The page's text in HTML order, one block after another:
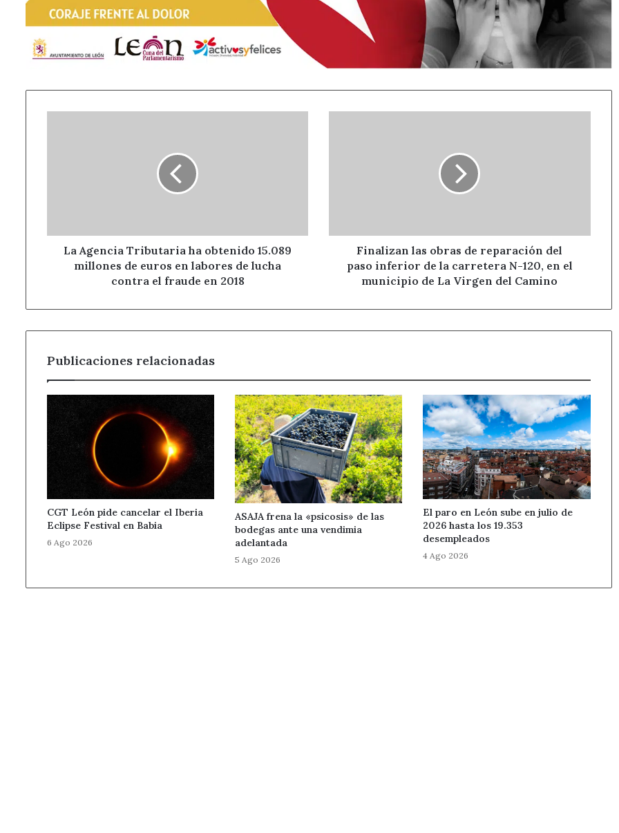
euros
labores
contra
2018
La Agencia Tributaria ha obtenido 15.089
millones de euros en labores de lucha
contra el fraude en 2018
de
carretera
en
Virgen
del
Camino
Finalizan las obras de reparación del
paso inferior de la carretera N-120, en el
municipio de La Virgen del Camino
Publicaciones relacionadas
CGT León pide cancelar el Iberia
Eclipse Festival en Babia
6 Ago 2026
ASAJA frena la «psicosis» de las
bodegas ante una vendimia
adelantada
5 Ago 2026
El paro en León sube en julio de
2026 hasta los 19.353
desempleados
4 Ago 2026